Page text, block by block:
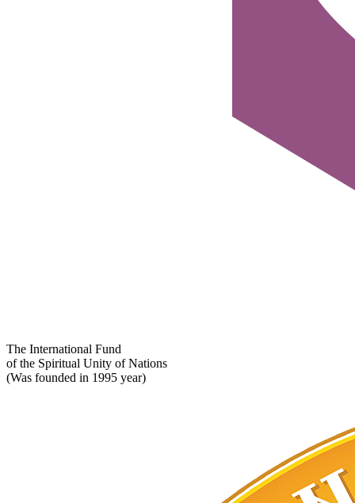
The International Fund
of the Spiritual Unity of Nations
(Was founded in 1995 year)